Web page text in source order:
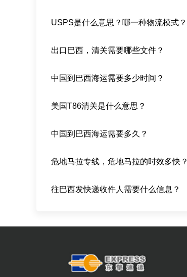
USPS是什么意思？哪一种物流模式？
出口巴西，清关需要哪些文件？
中国到巴西海运需要多少时间？
美国T86清关是什么意思？
中国到巴西海运需要多久？
危地马拉专线，危地马拉的时效多快？
往巴西发快递收件人需要什么信息？